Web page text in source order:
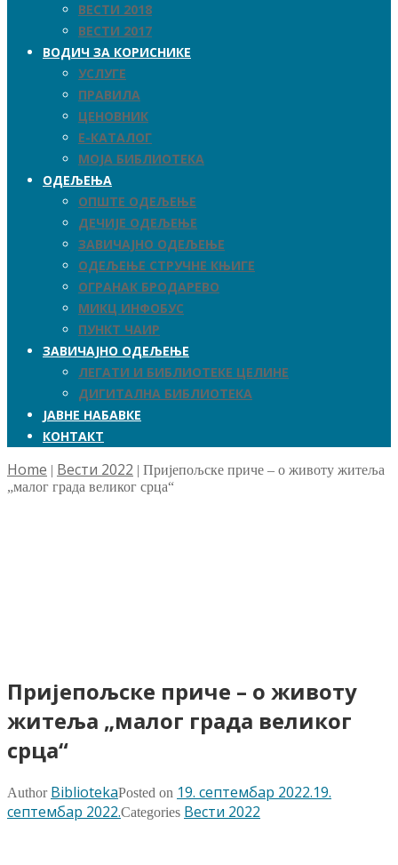
ВЕСТИ 2018
ВЕСТИ 2017
ВОДИЧ ЗА КОРИСНИКЕ
УСЛУГЕ
ПРАВИЛА
ЦЕНОВНИК
Е-КАТАЛОГ
МОЈА БИБЛИОТЕКА
ОДЕЉЕЊА
ОПШТЕ ОДЕЉЕЊЕ
ДЕЧИЈЕ ОДЕЉЕЊЕ
ЗАВИЧАЈНО ОДЕЉЕЊЕ
ОДЕЉЕЊЕ СТРУЧНЕ КЊИГЕ
ОГРАНАК БРОДАРЕВО
МИКЦ ИНФОБУС
ПУНКТ ЧАИР
ЗАВИЧАЈНО ОДЕЉЕЊЕ
ЛЕГАТИ И БИБЛИОТЕКЕ ЦЕЛИНЕ
ДИГИТАЛНА БИБЛИОТЕКА
ЈАВНЕ НАБАВКЕ
КОНТАКТ
Home | Вести 2022 | Пријепољске приче – о животу житеља
„малог града великог срца“
Пријепољске приче – о животу
житеља „малог града великог
срца“
Author BibliotekaPosted on 19. септембар 2022.19.
септембар 2022.Categories Вести 2022